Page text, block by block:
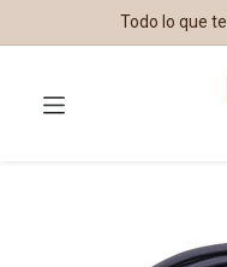
Todo lo que